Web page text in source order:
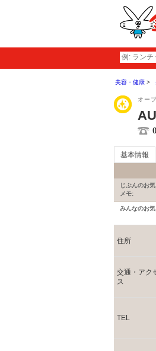
美容・健康
オー
基本情報
じぶんのお
メモ:
みんなのお
住所
交通・アク
ス
TEL